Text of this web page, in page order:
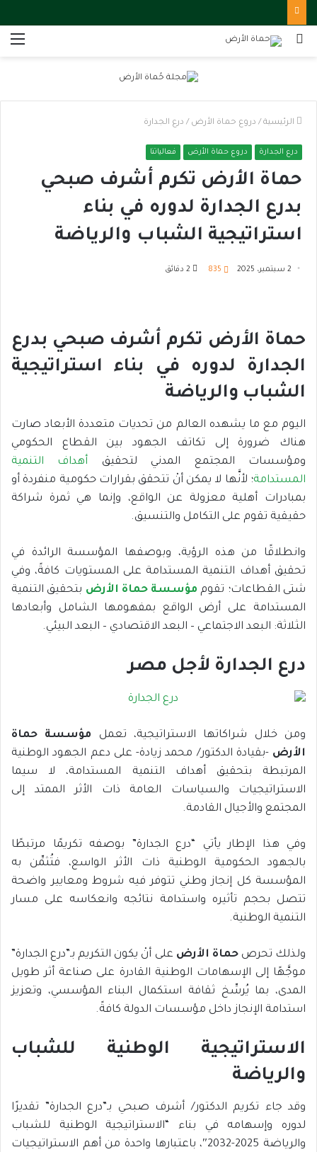
بحث
الرئيسية / دروع حماة الأرض / درع الجدارة
درع الجدارة دروع حماة الأرض فعالياتنا
حماة الأرض تكرم أشرف صبحي
بدرع الجدارة لدوره في بناء
استراتيجية الشباب والرياضة
2 سبتمبر، 2025 835
حماة الأرض تكرم أشرف صبحي بدرع
الجدارة لدوره في بناء استراتيجية
الشباب والرياضة
اليوم مع ما يشهده العالم من تحديات متعددة الأبعاد صارت
هناك ضرورة إلى تكاتف الجهود بين القطاع الحكومي
ومؤسسات المجتمع المدني لتحقيق أهداف التنمية
المستدامة؛ لأنَّها لا يمكن أنْ تتحقق بقرارات حكومية منفردة أو
بمبادرات أهلية معزولة عن الواقع، وإنما هي ثمرة شراكة
حقيقية تقوم على التكامل والتنسيق.
وانطلاقًا من هذه الرؤية، وبوصفها المؤسسة الرائدة في
تحقيق أهداف التنمية المستدامة على المستويات كافةً، وفي
شتى القطاعات؛ تقوم مؤسسة حماة الأرض بتحقيق التنمية
المستدامة على أرض الواقع بمفهومها الشامل وأبعادها
الثلاثة: البعد الاجتماعي – البعد الاقتصادي – البعد البيئي.
درع الجدارة لأجل مصر
ومن خلال شراكاتها الاستراتيجية، تعمل مؤسسة حماة
الأرض -بقيادة الدكتور/ محمد زيادة- على دعم الجهود الوطنية
المرتبطة بتحقيق أهداف التنمية المستدامة، لا سيما
الاستراتيجيات والسياسات العامة ذات الأثر الممتد إلى
المجتمع والأجيال القادمة.
وفي هذا الإطار يأتي “درع الجدارة” بوصفه تكريمًا مرتبطًا
بالجهود الحكومية الوطنية ذات الأثر الواسع، فتُثمِّن به
المؤسسة كل إنجاز وطني تتوفر فيه شروط ومعايير واضحة
تتصل بحجم تأثيره واستدامة نتائجه وانعكاسه على مسار
التنمية الوطنية.
ولذلك تحرصحماة الأرض على أنْ يكون التكريم بـ”درع الجدارة”
موجَّهًا إلى الإسهامات الوطنية القادرة على صناعة أثر طويل
المدى، بما يُرسِّخ ثقافة استكمال البناء المؤسسي، وتعزيز
استدامة الإنجاز داخل مؤسسات الدولة كافةً.
الاستراتيجية الوطنية للشباب
والرياضة
وقد جاء تكريم الدكتور/ أشرف صبحي بـ”درع الجدارة” تقديرًا
لدوره وإسهامه في بناء “الاستراتيجية الوطنية للشباب
والرياضة 2025-2032″، باعتبارها واحدة من أهم الاستراتيجيات